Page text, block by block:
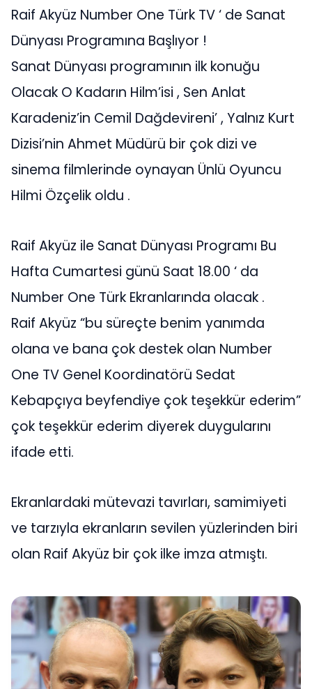
Raif Akyüz Number One Türk TV ‘ de Sanat
Dünyası Programına Başlıyor !
Sanat Dünyası programının ilk konuğu
Olacak O Kadarın Hilm’isi , Sen Anlat
Karadeniz’in Cemil Dağdevireni’ , Yalnız Kurt
Dizisi’nin Ahmet Müdürü bir çok dizi ve
sinema filmlerinde oynayan Ünlü Oyuncu
Hilmi Özçelik oldu .
Raif Akyüz ile Sanat Dünyası Programı Bu
Hafta Cumartesi günü Saat 18.00 ‘ da
Number One Türk Ekranlarında olacak .
Raif Akyüz “bu süreçte benim yanımda
olana ve bana çok destek olan Number
One TV Genel Koordinatörü Sedat
Kebapçıya beyfendiye çok teşekkür ederim”
çok teşekkür ederim diyerek duygularını
ifade etti.
Ekranlardaki mütevazi tavırları, samimiyeti
ve tarzıyla ekranların sevilen yüzlerinden biri
olan Raif Akyüz bir çok ilke imza atmıştı.